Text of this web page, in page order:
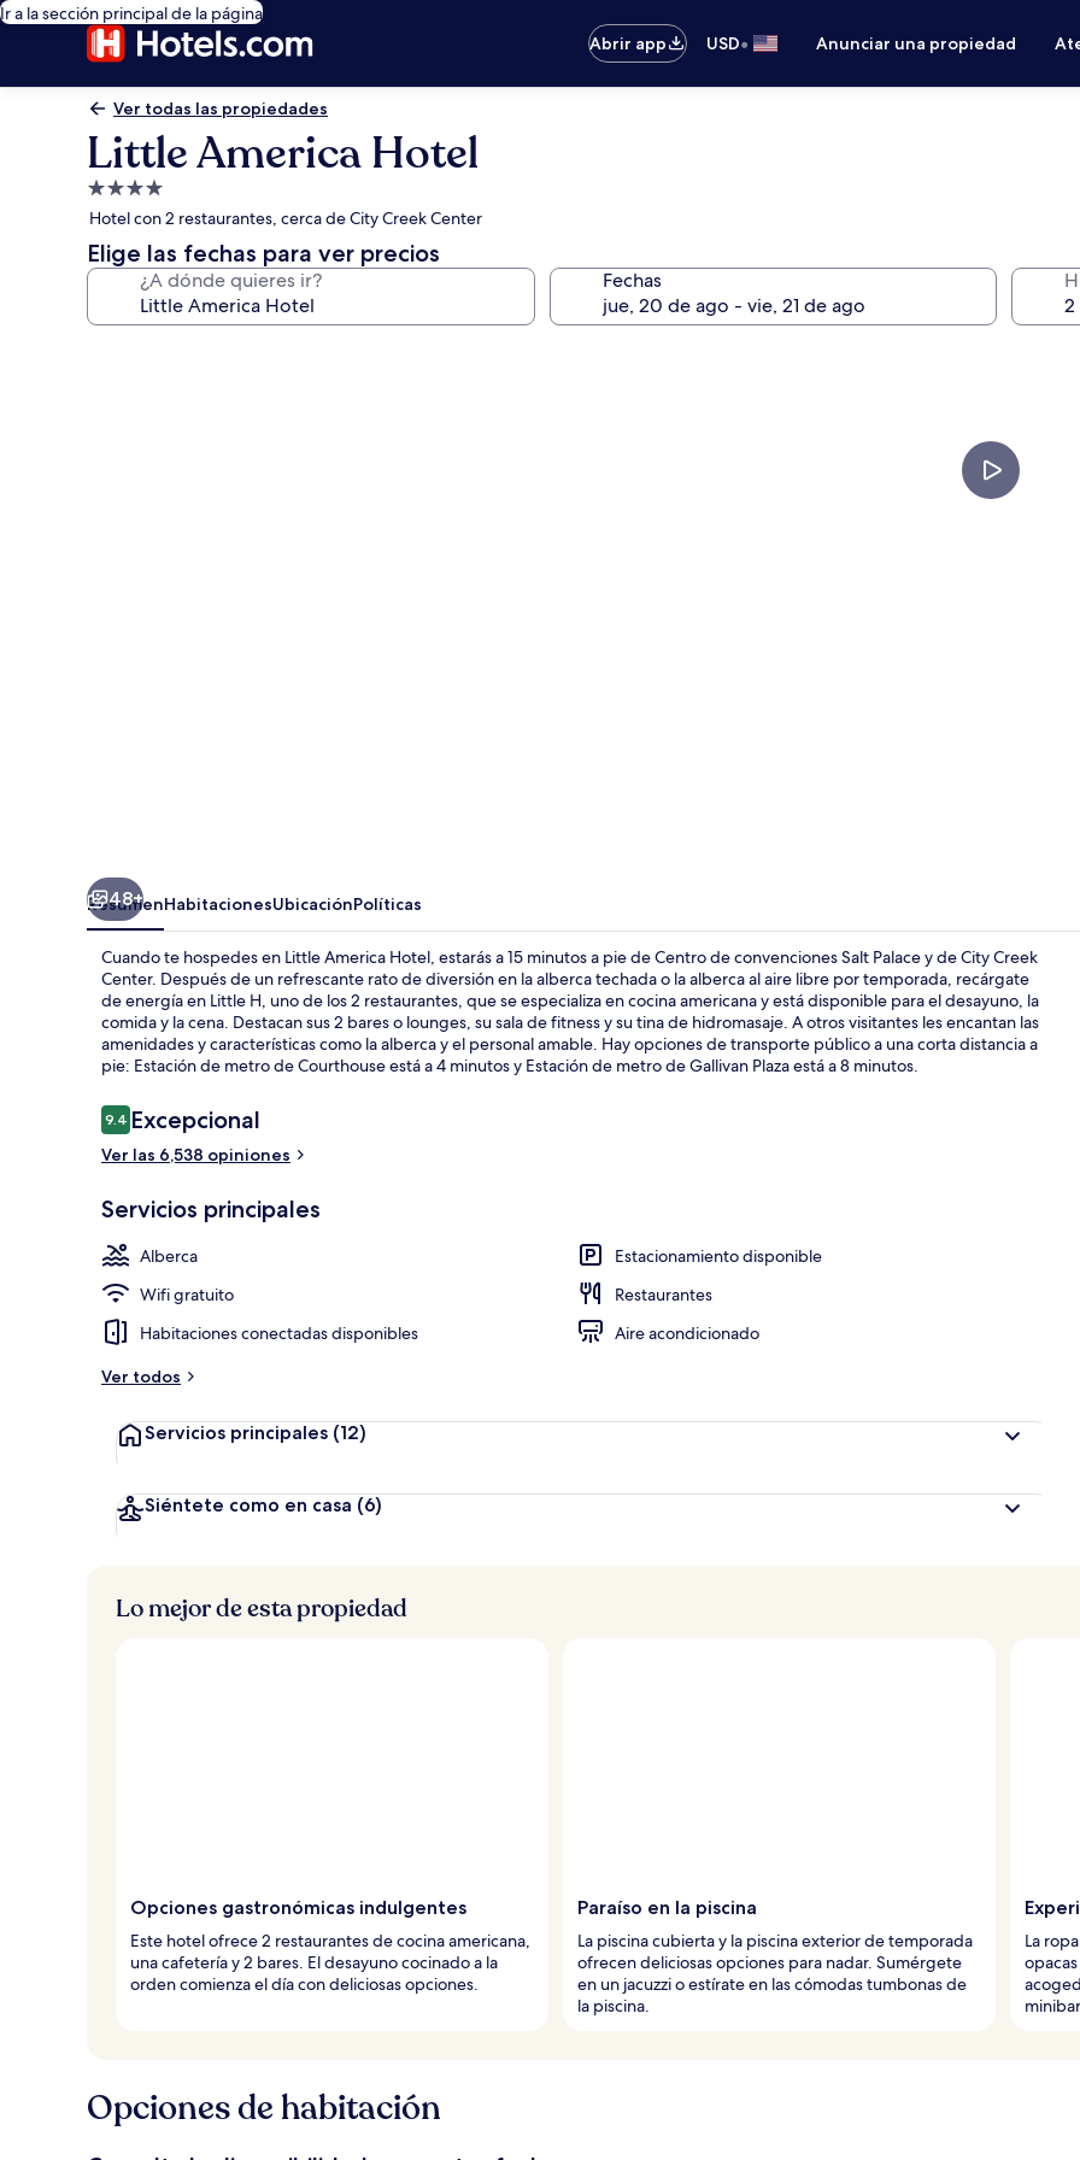
Ir a la sección principal de la página
Abrir app
USD• Anunciar una propiedad
Ver todas las propiedades
Little America Hotel
Propiedad
de
4.0
estrellas
Hotel con 2 restaurantes, cerca de City Creek Center
Elige las fechas para ver precios
¿A dónde quieres ir? Fechas
Tina de
48+
ResumenHabitacionesUbicaciónPolíticas
Cuando te hospedes en Little America Hotel, estarás a 15 minutos a pie de Centro de convenciones Salt Palace y de City Creek
Center. Después de un refrescante rato de diversión en la alberca techada o la alberca al aire libre por temporada, recárgate
de energía en Little H, uno de los 2 restaurantes, que se especializa en cocina americana y está disponible para el desayuno, la
comida y la cena. Destacan sus 2 bares o lounges, su sala de fitness y su tina de hidromasaje. A otros visitantes les encantan las
amenidades y características como la alberca y el personal amable. Hay opciones de transporte público a una corta distancia a
pie: Estación de metro de Courthouse está a 4 minutos y Estación de metro de Gallivan Plaza está a 8 minutos.
Opiniones
9.49.4 de 10,
Excepcional
Ver las 6,538 opiniones
Servicios principales
Alberca
Estacionamiento disponible
Wifi gratuito
Restaurantes
Habitaciones conectadas disponibles
Aire acondicionado
Ver todos
Servicios principales (12)
Siéntete como en casa (6)
Lo mejor de esta propiedad
Opciones gastronómicas indulgentes
Este hotel ofrece 2 restaurantes de cocina americana,
una cafetería y 2 bares. El desayuno cocinado a la
orden comienza el día con deliciosas opciones.
Paraíso en la piscina
La piscina cubierta y la piscina exterior de temporada
ofrecen deliciosas opciones para nadar. Sumérgete
en un jacuzzi o estírate en las cómodas tumbonas de
la piscina.
La
Opciones de habitación